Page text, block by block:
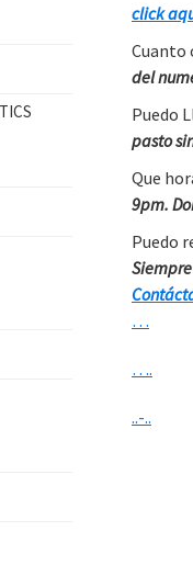
click
Cuanto
del
Puedo
pasto
Que
9pm.
Puedo
…
….
..-..